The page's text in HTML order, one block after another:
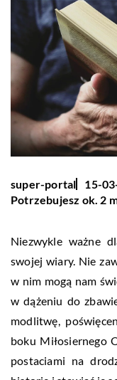
super-portal
15-
Potrzebujesz ok. 2
Niezwykle ważne
swojej wiary. Nie
w nim mogą nam
w dążeniu do
modlitwę,
boku Miłosiernego
postaciami na